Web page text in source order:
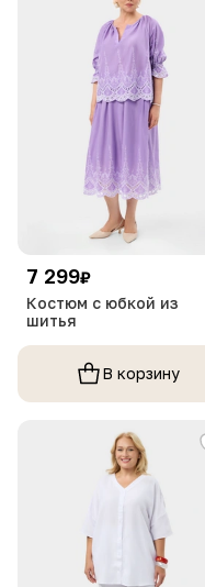
7 299₽
Костюм с юбкой из
шитья
В корзину